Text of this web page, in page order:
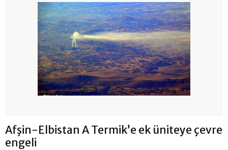
Afşin-Elbistan A Termik’e ek üniteye çevre
engeli